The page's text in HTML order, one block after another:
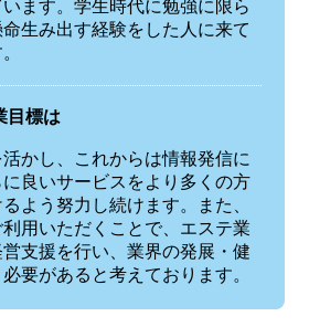
ます。学生時代に勉強に限ら
生み出す経験をした人に来て
目標は
かし、これからは情報発信に
良いサービスをより多くの方
よう努力し続けます。また、
用いただくことで、エステ業
支援を行い、業界の発展・健
要があると考えております。